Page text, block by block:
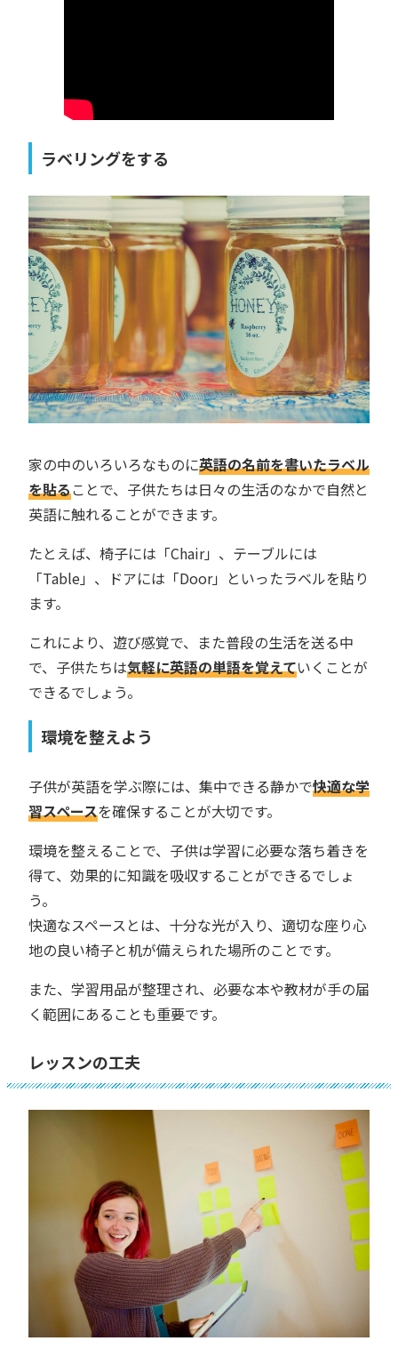
ラベリングをする
家の中のいろいろなものに英語の名前を書いたラベル
を貼ることで、子供たちは日々の生活のなかで自然と
英語に触れることができます。
たとえば、椅子には「Chair」、テーブルには
「Table」、ドアには「Door」といったラベルを貼り
ます。
これにより、遊び感覚で、また普段の生活を送る中
で、子供たちは気軽に英語の単語を覚えていくことが
できるでしょう。
環境を整えよう
子供が英語を学ぶ際には、集中できる静かで快適な学
習スペースを確保することが大切です。
環境を整えることで、子供は学習に必要な落ち着きを
得て、効果的に知識を吸収することができるでしょ
う。
快適なスペースとは、十分な光が入り、適切な座り心
地の良い椅子と机が備えられた場所のことです。
また、学習用品が整理され、必要な本や教材が手の届
く範囲にあることも重要です。
レッスンの工夫